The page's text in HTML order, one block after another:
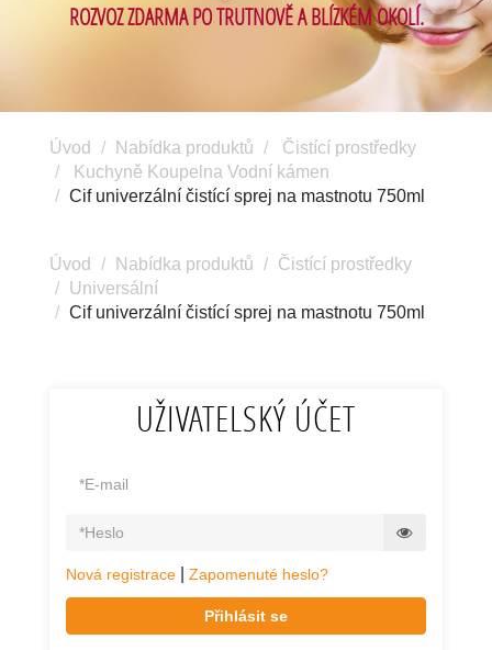
ROZVOZ ZDARMA PO TRUTNOVĚ A BLÍZKÉM OKOLÍ.
Úvod Nabídka produktů
Čistící prostředky
Kuchyně Koupelna Vodní kámen
Cif univerzální čistící sprej na mastnotu 750ml
Úvod Nabídka produktů
Čistící prostředky
Universální
Cif univerzální čistící sprej na mastnotu 750ml
UŽIVATELSKÝ ÚČET
Nová registrace Zapomenuté heslo?
Přihlásit se